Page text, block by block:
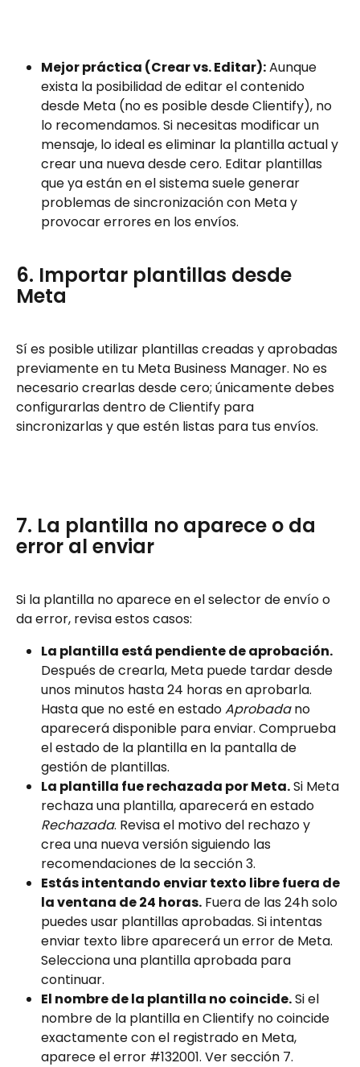
Mejor práctica (Crear vs. Editar): Aunque
exista la posibilidad de editar el contenido
desde Meta (no es posible desde Clientify), no
lo recomendamos. Si necesitas modificar un
mensaje, lo ideal es eliminar la plantilla actual y
crear una nueva desde cero. Editar plantillas
que ya están en el sistema suele generar
problemas de sincronización con Meta y
provocar errores en los envíos.
6. Importar plantillas desde
Meta
Sí es posible utilizar plantillas creadas y aprobadas
previamente en tu Meta Business Manager. No es
necesario crearlas desde cero; únicamente debes
configurarlas dentro de Clientify para
sincronizarlas y que estén listas para tus envíos.
7. La plantilla no aparece o da
error al enviar
Si la plantilla no aparece en el selector de envío o
da error, revisa estos casos:
La plantilla está pendiente de aprobación.
Después de crearla, Meta puede tardar desde
unos minutos hasta 24 horas en aprobarla.
Hasta que no esté en estado Aprobada no
aparecerá disponible para enviar. Comprueba
el estado de la plantilla en la pantalla de
gestión de plantillas.
La plantilla fue rechazada por Meta. Si Meta
rechaza una plantilla, aparecerá en estado
Rechazada. Revisa el motivo del rechazo y
crea una nueva versión siguiendo las
recomendaciones de la sección 3.
Estás intentando enviar texto libre fuera de
la ventana de 24 horas. Fuera de las 24h solo
puedes usar plantillas aprobadas. Si intentas
enviar texto libre aparecerá un error de Meta.
Selecciona una plantilla aprobada para
continuar.
El nombre de la plantilla no coincide. Si el
nombre de la plantilla en Clientify no coincide
exactamente con el registrado en Meta,
aparece el error #132001. Ver sección 7.